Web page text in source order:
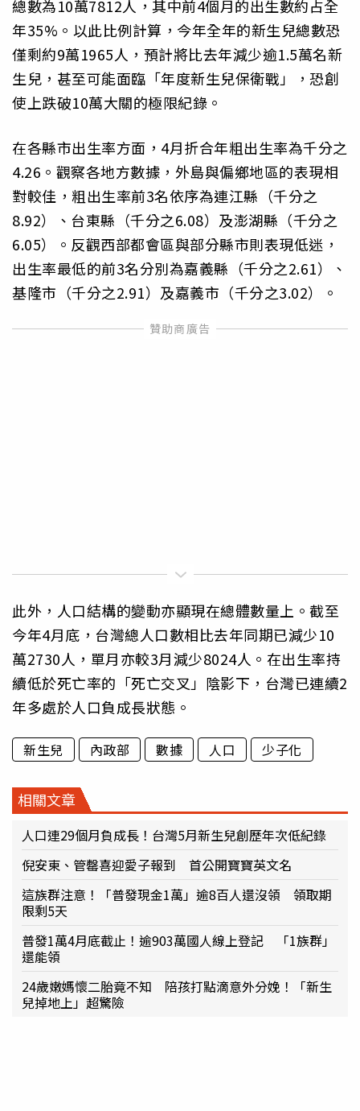
總數為10萬7812人，其中前4個月的出生數約占全
年35%。以此比例計算，今年全年的新生兒總數恐
僅剩約9萬1965人，預計將比去年減少逾1.5萬名新
生兒，甚至可能面臨「年度新生兒保衛戰」，恐創
使上跌破10萬大關的極限紀錄。
在各縣市出生率方面，4月折合年粗出生率為千分之
4.26。觀察各地方數據，外島與偏鄉地區的表現相
對較佳，粗出生率前3名依序為連江縣（千分之
8.92）、台東縣（千分之6.08）及澎湖縣（千分之
6.05）。反觀西部都會區與部分縣市則表現低迷，
出生率最低的前3名分別為嘉義縣（千分之2.61）、
基隆市（千分之2.91）及嘉義市（千分之3.02）。
此外，人口結構的變動亦顯現在總體數量上。截至
今年4月底，台灣總人口數相比去年同期已減少10
萬2730人，單月亦較3月減少8024人。在出生率持
續低於死亡率的「死亡交叉」陰影下，台灣已連續2
年多處於人口負成長狀態。
新生兒 內政部 數據 人口 少子化
相關文章
人口連29個月負成長！台灣5月新生兒創歷年次低紀錄
倪安東、管罄喜迎愛子報到 首公開寶寶英文名
這族群注意！「普發現金1萬」逾8百人還沒領 領取期
限剩5天
普發1萬4月底截止！逾903萬國人線上登記 「1族群」
還能領
24歲嫩媽懷二胎竟不知 陪孩打點滴意外分娩！「新生
兒掉地上」超驚險